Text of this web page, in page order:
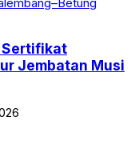
Sertifikat
Jembatan Musi